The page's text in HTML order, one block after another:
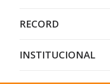
RECORD
INSTITUCIONAL